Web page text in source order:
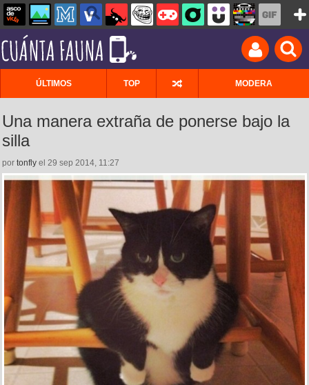
ÚLTIMOS TOP MODERA
Una manera extraña de ponerse bajo la
silla
por tonfly el 29 sep 2014, 11:27